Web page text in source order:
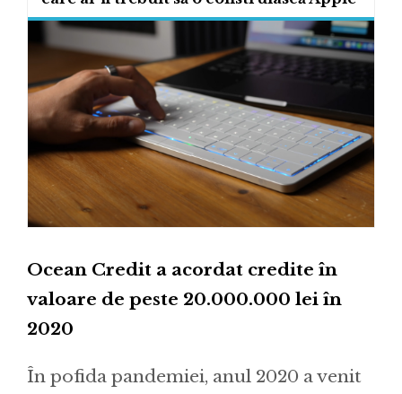
Ocean Credit a acordat credite în
valoare de peste 20.000.000 lei în
2020
În pofida pandemiei, anul 2020 a venit